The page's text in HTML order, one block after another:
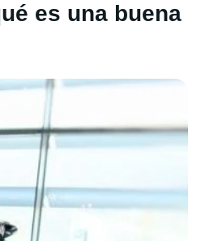
es una buena